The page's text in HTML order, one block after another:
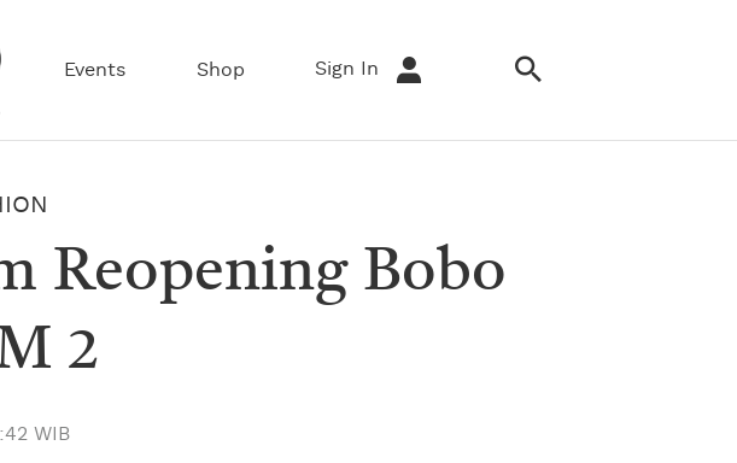
Events Shop Sign In
Reopening Bobo
2
WIB